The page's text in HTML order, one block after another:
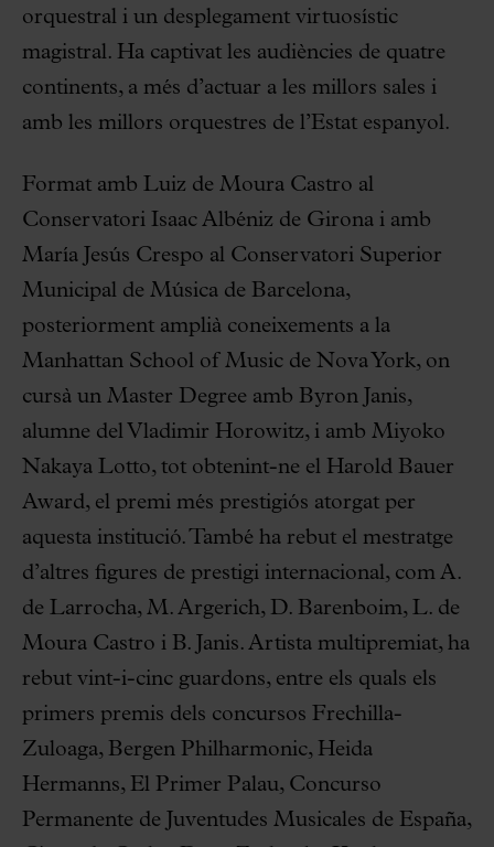
orquestral i un desplegament virtuosístic
magistral. Ha captivat les audiències de quatre
continents, a més d’actuar a les millors sales i
amb les millors orquestres de l’Estat espanyol.
Format amb Luiz de Moura Castro al
Conservatori Isaac Albéniz de Girona i amb
María Jesús Crespo al Conservatori Superior
Municipal de Música de Barcelona,
posteriorment amplià coneixements a la
Manhattan School of Music de Nova York, on
cursà un Master Degree amb Byron Janis,
alumne del Vladimir Horowitz, i amb Miyoko
Nakaya Lotto, tot obtenint-ne el Harold Bauer
Award, el premi més prestigiós atorgat per
aquesta institució. També ha rebut el mestratge
d’altres figures de prestigi internacional, com A.
de Larrocha, M. Argerich, D. Barenboim, L. de
Moura Castro i B. Janis. Artista multipremiat, ha
rebut vint-i-cinc guardons, entre els quals els
primers premis dels concursos Frechilla-
Zuloaga, Bergen Philharmonic, Heida
Hermanns, El Primer Palau, Concurso
Permanente de Juventudes Musicales de España,